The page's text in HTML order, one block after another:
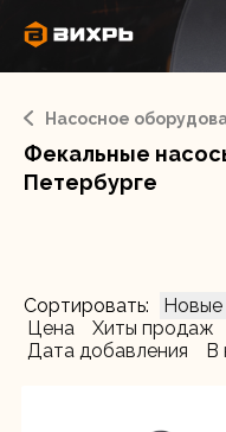
Вход Регистрация
О бренде
Сервис
Контакты
Насосное
Фекальные
Петербурге
Сортировать: Новые
Цена
Хиты продаж
Дата добавления
В
ВАШ ЗАКАЗ
Ваша корзина